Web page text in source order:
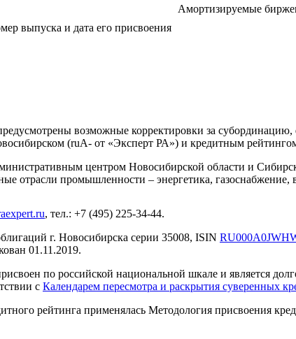
Амортизируемые
выпуска и дата его присвоения
возможные корректировки за субординацию,
(ruА- от «Эксперт РА») и кредитным
центром Новосибирской области и
отрасли промышленности – энергетика, газоснабжение,
, тел.: +7 (495) 225-34-44.
г. Новосибирска серии 35008, ISIN
01.11.2019.
по российской национальной шкале и является
с Календарем пересмотра и раскрытия суверенных
рейтинга применялась Методология присвоения